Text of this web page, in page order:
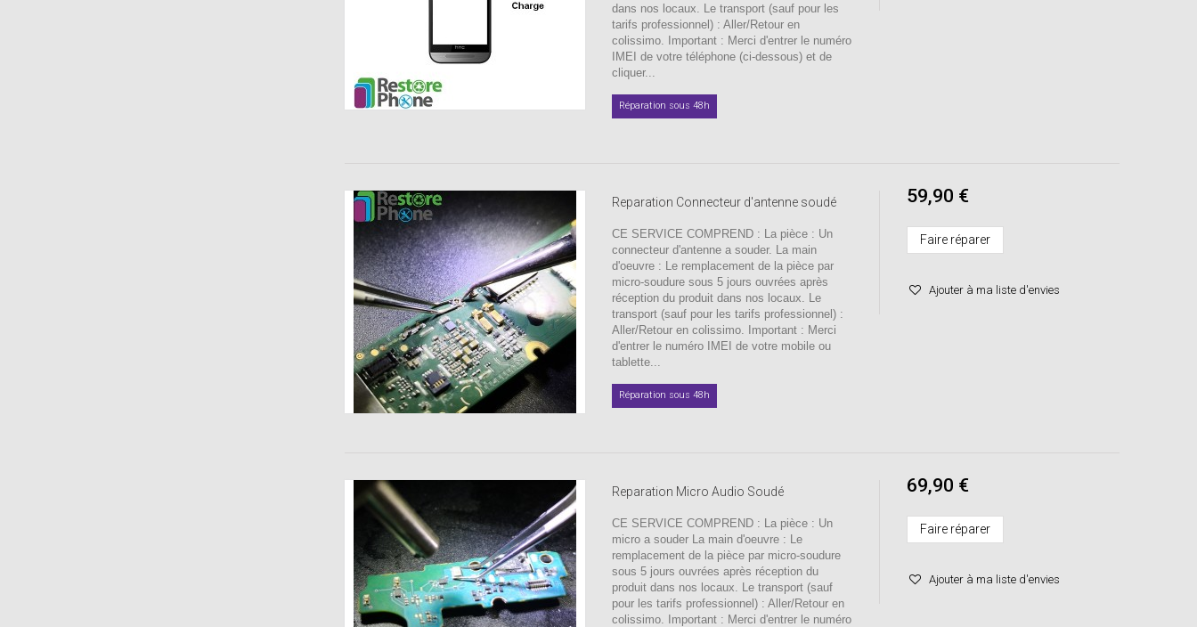
dans nos locaux. Le transport (sauf pour les
tarifs professionnel) : Aller/Retour en
colissimo. Important : Merci d'entrer le numéro
IMEI de votre téléphone (ci-dessous) et de
cliquer...
Réparation sous 48h
Reparation Connecteur d'antenne soudé
CE SERVICE COMPREND : La pièce : Un
connecteur d'antenne a souder. La main
d'oeuvre : Le remplacement de la pièce par
micro-soudure sous 5 jours ouvrées après
réception du produit dans nos locaux. Le
transport (sauf pour les tarifs professionnel) :
Aller/Retour en colissimo. Important : Merci
d'entrer le numéro IMEI de votre mobile ou
tablette...
Réparation sous 48h
59,90 €
Faire réparer
Ajouter à ma liste d'envies
Reparation Micro Audio Soudé
CE SERVICE COMPREND : La pièce : Un
micro a souder La main d'oeuvre : Le
remplacement de la pièce par micro-soudure
sous 5 jours ouvrées après réception du
produit dans nos locaux. Le transport (sauf
pour les tarifs professionnel) : Aller/Retour en
colissimo. Important : Merci d'entrer le numéro
69,90 €
Faire réparer
Ajouter à ma liste d'envies